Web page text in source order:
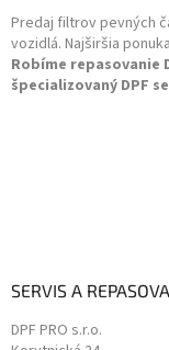
Predaj filtrov pevných
vozidlá. Najširšia
Robíme repasovanie
špecializovaný DPF
SERVIS A
DPF PRO s.r.o.